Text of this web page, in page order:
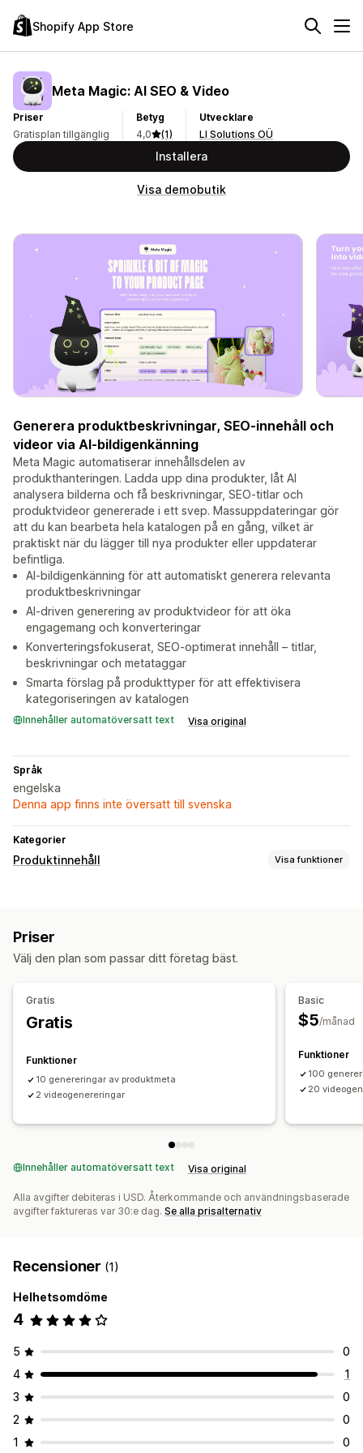
Shopify App Store
Meta Magic: AI SEO & Video
Priser
Gratisplan tillgänglig
Betyg
4,0
(1)
Utvecklare
LI Solutions OÜ
Installera
Visa demobutik
Generera produktbeskrivningar, SEO-innehåll och
videor via AI-bildigenkänning
Meta Magic automatiserar innehållsdelen av
produkthanteringen. Ladda upp dina produkter, låt AI
analysera bilderna och få beskrivningar, SEO-titlar och
produktvideor genererade i ett svep. Massuppdateringar gör
att du kan bearbeta hela katalogen på en gång, vilket är
praktiskt när du lägger till nya produkter eller uppdaterar
befintliga.
AI-bildigenkänning för att automatiskt generera relevanta
produktbeskrivningar
AI-driven generering av produktvideor för att öka
engagemang och konverteringar
Konverteringsfokuserat, SEO-optimerat innehåll – titlar,
beskrivningar och metataggar
Smarta förslag på produkttyper för att effektivisera
kategoriseringen av katalogen
Innehåller automatöversatt text Visa original
Språk
engelska
Denna app finns inte översatt till svenska
Kategorier
Produktinnehåll Visa funktioner
Videor
Priser
Välj den plan som passar ditt företag bäst.
Gratis
Gratis
Funktioner
10 genereringar av produktmeta
2 videogenereringar
Basic
$5/månad
Funktioner
100
20
Innehåller automatöversatt text Visa original
Alla avgifter debiteras i USD. Återkommande och användningsbaserade
avgifter faktureras var 30:e dag. Se alla prisalternativ
Recensioner (1)
Helhetsomdöme
4
5
0
4
1
3
0
2
0
1
0